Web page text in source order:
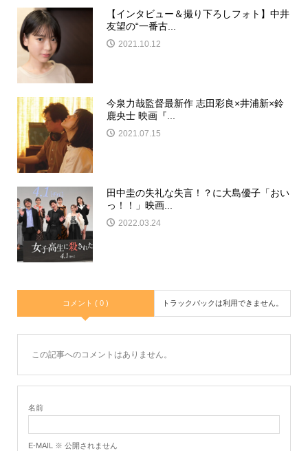
【インタビュー＆撮り下ろしフォト】中井
友望の“一番古...
2021.10.12
今泉力哉監督最新作 志田彩良×井浦新×鈴
鹿央士 映画『...
2021.07.15
田中圭の失礼な失言！？に大島優子「おい
っ！！」映画...
2022.03.24
コメント ( 0 ) トラックバックは利用できません。
この記事へのコメントはありません。
名前
E-MAIL ※ 公開されません